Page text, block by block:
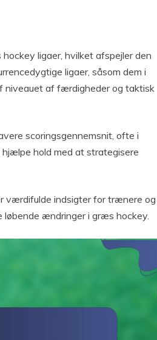
ligaer, hvilket afspejler den
ligaer, såsom dem i
niveauet af færdigheder og taktisk
scoringsgennemsnit, ofte i
hold med at strategisere
værdifulde indsigter for trænere og
løbende ændringer i græs hockey.